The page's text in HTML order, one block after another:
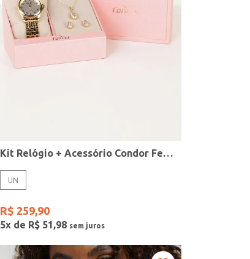
Kit Relógio + Acessório Condor Feminino DOURADO
UN
R$ 259,90
5x de R$ 51 ,98